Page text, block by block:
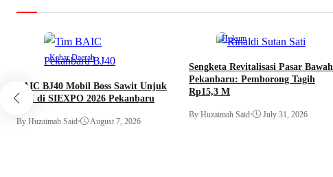
Kabar Daerah
BAIC BJ40 Mobil Boss Sawit Unjuk
Gigi di SIEXPO 2026 Pekanbaru
By Huzaimah Said• August 7, 2026
Hukum
Sengketa Revitalisasi Pasar Bawah
Pekanbaru: Pemborong Tagih
Rp15,3 M
By Huzaimah Said• July 31, 2026